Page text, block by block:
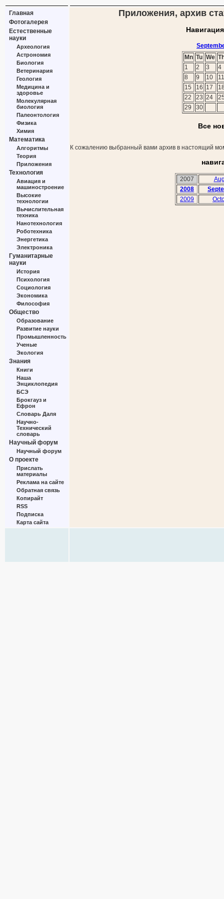
Главная
Фотогалерея
Естественные
науки
Археология
Астрономия
Биология
Ветеринария
Геология
Медицина и
здоровье
Молекулярная
биология
Палеонтология
Физика
Химия
Математика
Алгоритмы
Теория
Приложения
Технология
Авиация и
машиностроение
Высокие
технологии
Вычислительная
техника
Нанотехнология
Роботехника
Энергетика
Электроника
Гуманитарные
науки
История
Психология
Социология
Экономика
Философия
Общество
Образование
Развитие науки
Промышленность
Ученые
Экология
Знания
Книги
Наша
Энциклопедия
БСЭ
Брокгауз и
Ефрон
Словарь Даля
Научно-
Технический
словарь
Научный форум
Научный форум
О проекте
Прислать
материалы
Реклама на сайте
Обратная связь
Копирайт
RSS
Подписка
Карта сайта
Приложения, архив
Mn Tu We
1
2 3
4
8
9 10
11
15
16 17
22
23 24
29
30
Все
К сожалению выбранный вами архив в настоящий
2007
2008
2009